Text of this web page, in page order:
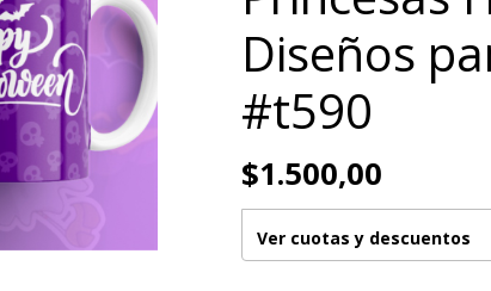
Diseños
#t590
$1.500,00
Ver cuotas y descuentos